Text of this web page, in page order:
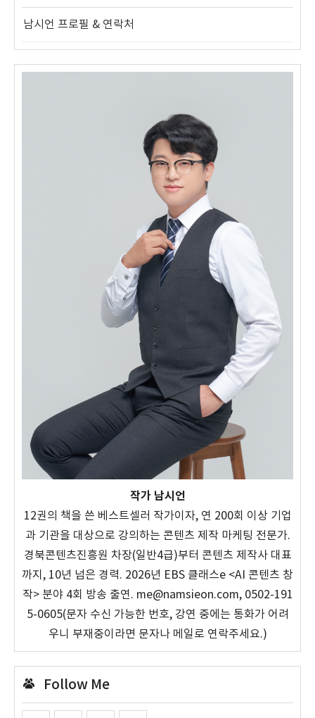
남시언 프로필 & 연락처
작가 남시언
12권의 책을 쓴 베스트셀러 작가이자, 연 200회 이상 기업
과 기관을 대상으로 강의하는 콘텐츠 제작 마케팅 전문가.
경북콘텐츠진흥원 차장(일반4급)부터 콘텐츠 제작사 대표
까지, 10년 넘은 경력. 2026년 EBS 클래스e <AI 콘텐츠 창
작> 분야 4회 방송 출연. me@namsieon.com, 0502-191
5-0605(문자 수신 가능한 번호, 강연 중에는 통화가 어려
우니 부재중이라면 문자나 메일로 연락주세요.)
Follow Me